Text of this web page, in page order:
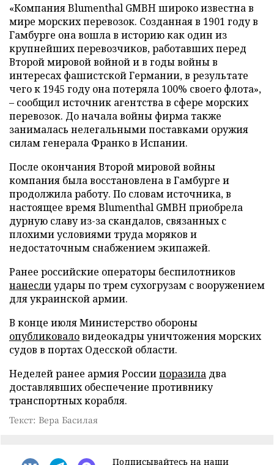
«Компания Blumenthal GMBH широко известна в
мире морских перевозок. Созданная в 1901 году в
Гамбурге она вошла в историю как один из
крупнейших перевозчиков, работавших перед
Второй мировой войной и в годы войны в
интересах фашистской Германии, в результате
чего к 1945 году она потеряла 100% своего флота»,
– сообщил источник агентства в сфере морских
перевозок. До начала войны фирма также
занималась нелегальными поставками оружия
силам генерала Франко в Испании.
После окончания Второй мировой войны
компания была восстановлена в Гамбурге и
продолжила работу. По словам источника, в
настоящее время Blumenthal GMBH приобрела
дурную славу из-за скандалов, связанных с
плохими условиями труда моряков и
недостаточным снабжением экипажей.
Ранее российские операторы беспилотников
нанеслиудары по трем сухогрузам с вооружением
для украинской армии.
В конце июля Министерство обороны
опубликоваловидеокадры уничтожения морских
судов в портах Одесской области.
Неделей ранее армия Россиипоразила два
доставлявших обеспечение противнику
транспортных корабля.
Текст: Вера Басилая
Подписывайтесь на наши